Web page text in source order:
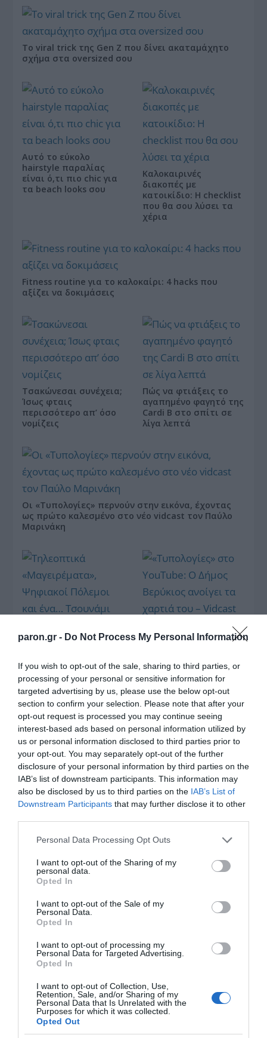
paron.gr - Do Not Process My Personal Information
If you wish to opt-out of the sale, sharing to third parties, or
processing of your personal or sensitive information for
targeted advertising by us, please use the below opt-out
section to confirm your selection. Please note that after your
opt-out request is processed you may continue seeing
interest-based ads based on personal information utilized by
us or personal information disclosed to third parties prior to
your opt-out. You may separately opt-out of the further
disclosure of your personal information by third parties on the
IAB’s list of downstream participants. This information may
also be disclosed by us to third parties on the IAB’s List of
Downstream Participants that may further disclose it to other
Please note that this website/app uses one or more Google
not limited to your visit or usage behaviour. You may click to
grant or deny consent to Google and its third-party tags to
use your data for below specified purposes in below Google
consent section.
Personal Data Processing Opt Outs
I want to opt-out of the Sharing of my
personal data.
Opted In
I want to opt-out of the Sale of my
Personal Data.
Opted In
I want to opt-out of processing my
Personal Data for Targeted Advertising.
Opted In
I want to opt-out of Collection, Use,
Retention, Sale, and/or Sharing of my
Personal Data that Is Unrelated with the
Purposes for which it was collected.
Opted Out
Το viral trick της Gen Z που δίνει ακαταμάχητο
σχήμα στα oversized σου
Αυτό το εύκολο
hairstyle παραλίας
είναι ό,τι πιο chic για
τα beach looks σου
Καλοκαιρινές
διακοπές με
κατοικίδιο: Η checklist
που θα σου λύσει τα
χέρια
Fitness routine για το καλοκαίρι: 4 hacks που
αξίζει να δοκιμάσεις
Τσακώνεσαι συνέχεια;
Ίσως φταις
περισσότερο απ’ όσο
νομίζεις
Πώς να φτιάξεις το
αγαπημένο φαγητό της
Cardi B στο σπίτι σε
λίγα λεπτά
Οι «Τυπολογίες» περνούν στην εικόνα, έχοντας
ως πρώτο καλεσμένο στο νέο vidcast τον Παύλο
Μαρινάκη
Τηλεοπτικά
«Μαγειρέματα»,
Ψηφιακοί Πόλεμοι και
ένα… Τσουνάμι
Αλλαγών: Η Εβδομάδα
που Ανακάτεψε την
Τράπουλα των
Ελληνικών Media
YouTube: Ο Δήμος
κυβέρνηση
Ξορκίζουν τις διπλές
εκλογές στο Μαξίμου
Ο καιρός των